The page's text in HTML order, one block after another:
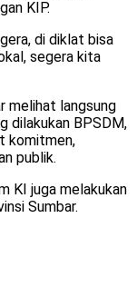
KIP.
di diklat bisa
segera kita
melihat langsung
dilakukan BPSDM,
komitmen,
publik.
KI juga melakukan
Sumbar.